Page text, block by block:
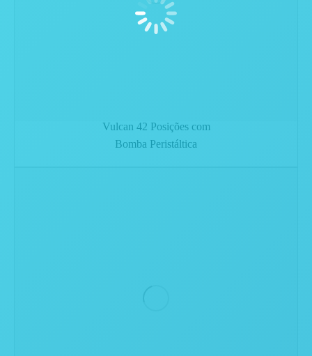
Vulcan 42 Posições com
Bomba Peristáltica